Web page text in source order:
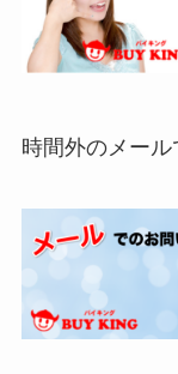
時間外のメー